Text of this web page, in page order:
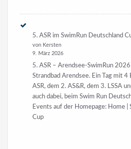
am
März
5. ASR im SwimRun Deutschland
von Kersten
9. März 2026
5. ASR – Arendsee-SwimRun
Strandbad Arendsee. Ein Tag mit
ASR, dem 2. AS&R, dem 3. LSSA
auch dabei, beim Swim Run
Events auf der Homepage: Home |
Cup